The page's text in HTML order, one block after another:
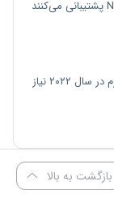
گوشی‌های اندرویدی چه مقدار رم در سال ۲۰۲۲ نیاز
بازگشت به بالا